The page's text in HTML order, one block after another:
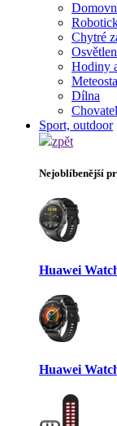
Chytré
Hodiny
Dílna
Sport, outdoor
zpět
Nejoblíbenější
Huawei
Huawei